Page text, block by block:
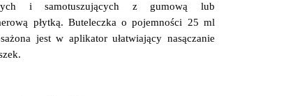
i samotuszujących z gumową lub
płytką. Buteleczka o pojemności 25 ml
jest w aplikator ułatwiający nasączanie